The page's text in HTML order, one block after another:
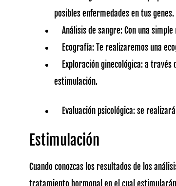
posibles enfermedades en tus genes.
Análisis de sangre: Con una
Ecografía: Te realizaremos una
Exploración ginecológica: a través
estimulación.
Evaluación psicológica: se
Estimulación
Cuando conozcas los resultados de los
tratamiento hormonal en el cual